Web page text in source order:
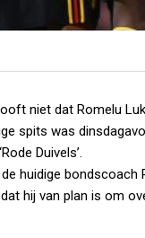
niet dat Romelu
spits was
Duivels’.
huidige
hij van plan is om